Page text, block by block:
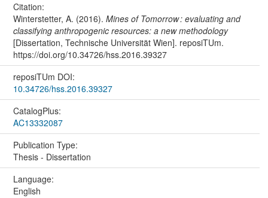
Citation:
Winterstetter, A. (2016). Mines of Tomorrow : evaluating and
classifying anthropogenic resources: a new methodology
[Dissertation, Technische Universität Wien]. reposiTUm.
https://doi.org/10.34726/hss.2016.39327
reposiTUm DOI:
10.34726/hss.2016.39327
CatalogPlus:
AC13332087
Publication Type:
Thesis - Dissertation
Language:
English